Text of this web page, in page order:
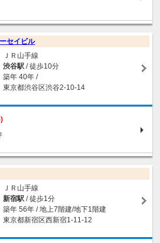
セイビル
ＪＲ山手線
渋谷駅/ 徒歩10分
築年 40年 /
東京都渋谷区渋谷2-10-14
ＪＲ山手線
新宿駅/ 徒歩1分
築年 56年 / 地上7階建/地下1階建
東京都新宿区西新宿1-11-12